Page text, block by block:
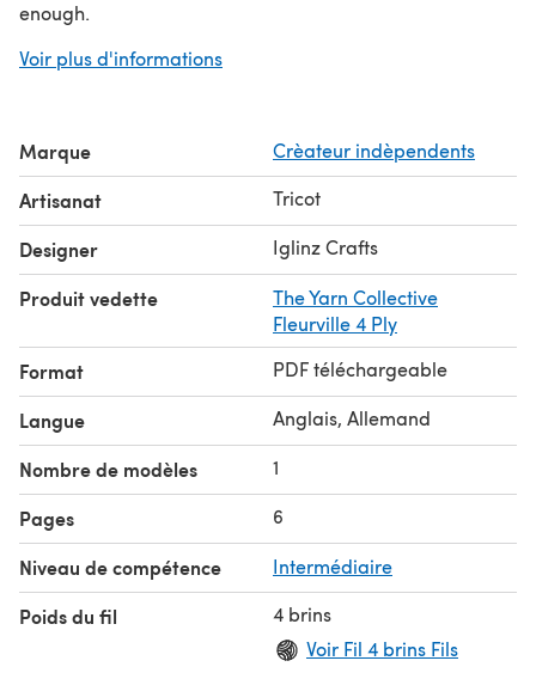
enough.
Yarn: Milana Sock (100% wool, 395m/100g;
enough yarn. 10cm/4in use about 30m/33yds of
fingering yarn.
Needles: 3.5mm/US 4
Notions: cable needle, yarn needle
Gauge: 24 stitches/28 rows in seed stitch = 10cm/4in.
Gauge is only important if you want to achieve the same
Voir plus d'informations
Marque Crèateur indèpendents
Artisanat Tricot
Designer Iglinz Crafts
Produit vedette
The Yarn Collective
Fleurville 4 Ply
Format PDF téléchargeable
Langue Anglais, Allemand
Nombre de modèles 1
Pages 6
Niveau de compétence Intermédiaire
Poids du fil
4 brins
Voir Fil 4 brins Fils